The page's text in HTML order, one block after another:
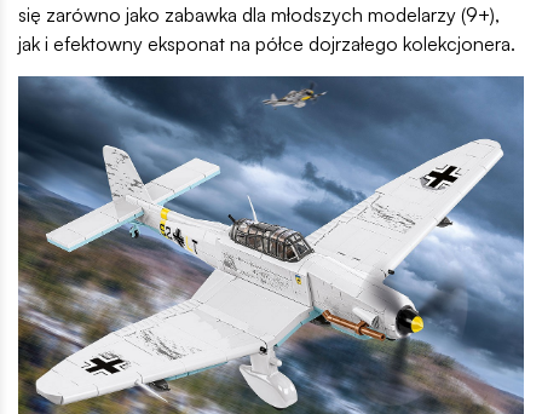
się zarówno jako zabawka dla młodszych modelarzy (9+),
jak i efektowny eksponat na półce dojrzałego kolekcjonera.